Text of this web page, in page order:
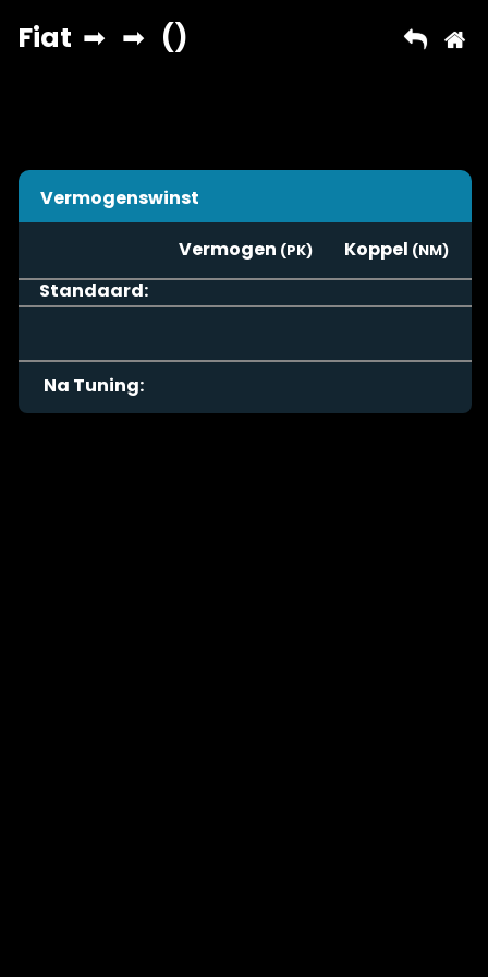
Vermogenswinst
Vermogen
Koppel
Standaard:
Na Tuning: